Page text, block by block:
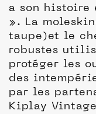
a son histoire
». La
taupe)et le
robustes
protéger les
des
par les
Kiplay